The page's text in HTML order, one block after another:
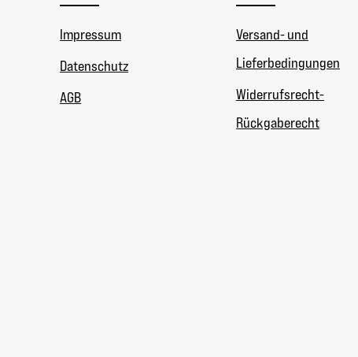
Impressum
Datenschutz
AGB
Versand- und
Lieferbedingungen
Widerrufsrecht-
Rückgaberecht